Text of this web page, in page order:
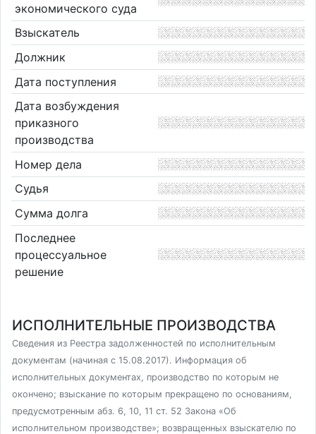
экономического суда
Взыскатель
Должник
Дата поступления
Дата возбуждения
приказного
производства
Номер дела
Судья
Сумма долга
Последнее
процессуальное
решение
ИСПОЛНИТЕЛЬНЫЕ ПРОИЗВОДСТВА
Сведения из Реестра задолженностей по исполнительным
документам (начиная с 15.08.2017). Информация об
исполнительных документах, производство по которым не
окончено; взыскание по которым прекращено по основаниям,
предусмотренным абз. 6, 10, 11 ст. 52 Закона «Об
исполнительном производстве»; возвращенных взыскателю по